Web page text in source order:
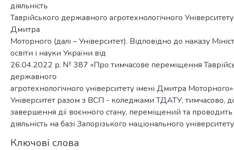
діяльність
Таврійського державного агротехнологічного Університету
Дмитра
Моторного (далі – Університет). Відповідно до наказу
освіти і науки України від
26.04.2022 р. № 387 «Про тимчасове переміщення
державного
агротехнологічного університету імені Дмитра Моторного»
Університет разом з ВСП - коледжами ТДАТУ, тимчасово,
завершення дії воєнного стану, переміщений та
діяльність на базі Запорізького національного
Ключові слова